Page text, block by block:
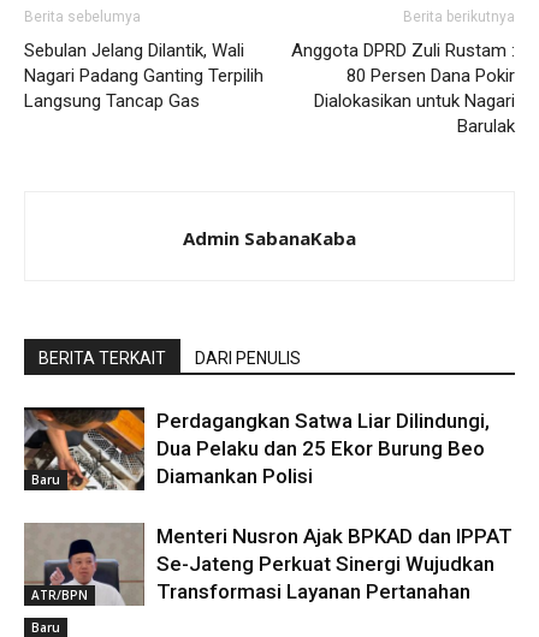
Berita sebelumya
Sebulan Jelang Dilantik, Wali
Nagari Padang Ganting Terpilih
Langsung Tancap Gas
Berita berikutnya
Anggota DPRD Zuli Rustam :
80 Persen Dana Pokir
Dialokasikan untuk Nagari
Barulak
Admin SabanaKaba
BERITA TERKAIT DARI PENULIS
Baru
Perdagangkan Satwa Liar Dilindungi,
Dua Pelaku dan 25 Ekor Burung Beo
Diamankan Polisi
ATR/BPN
Menteri Nusron Ajak BPKAD dan IPPAT
Se-Jateng Perkuat Sinergi Wujudkan
Transformasi Layanan Pertanahan
Baru